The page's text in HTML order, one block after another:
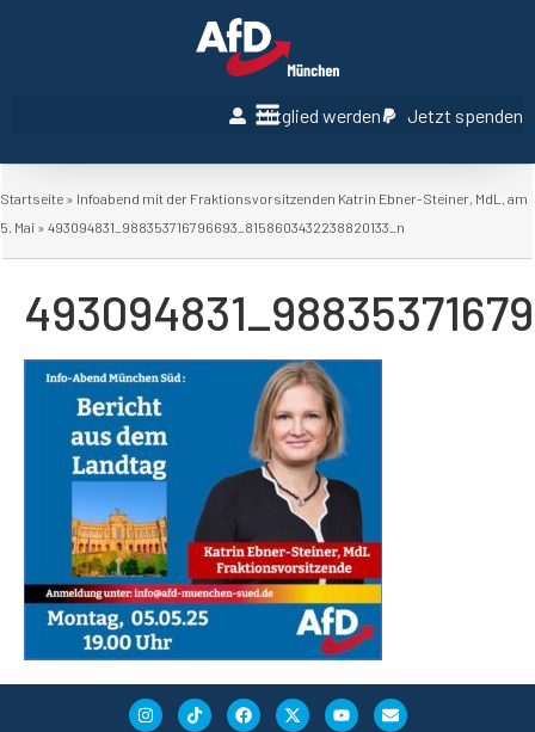
Mitglied werden Jetzt spenden
Startseite » Infoabend mit der Fraktionsvorsitzenden Katrin Ebner-Steiner, MdL, am
5. Mai » 493094831_988353716796693_8158603432238820133_n